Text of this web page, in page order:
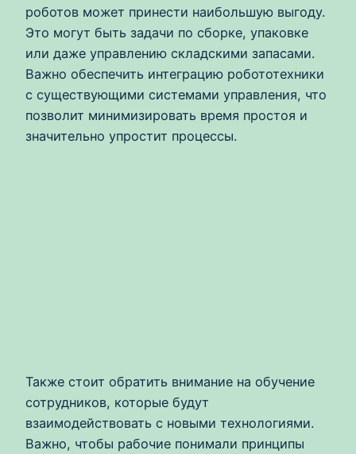
роботов может принести наибольшую выгоду.
Это могут быть задачи по сборке, упаковке
или даже управлению складскими запасами.
Важно обеспечить интеграцию робототехники
с существующими системами управления, что
позволит минимизировать время простоя и
значительно упростит процессы.
Также стоит обратить внимание на обучение
сотрудников, которые будут
взаимодействовать с новыми технологиями.
Важно, чтобы рабочие понимали принципы